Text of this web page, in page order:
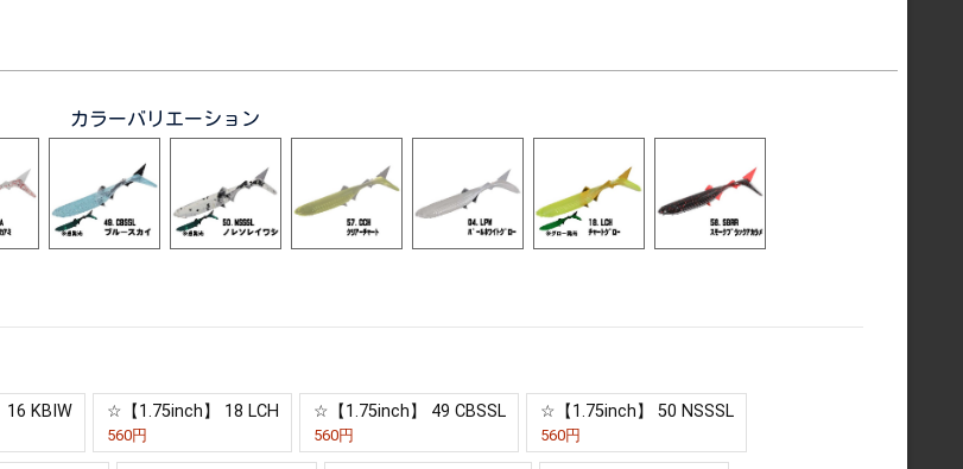
カラーバリエーション
KBIW ☆【1.75inch】 18 LCH
560円
☆【1.75inch】 49 CBSSL
560円
☆【1.75inch】 50 NSSSL
560円